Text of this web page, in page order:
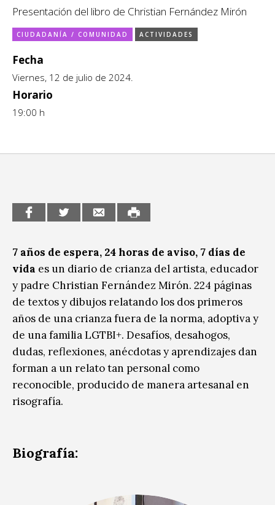
Sitios de interés
Escénicas
Formación
Infantil / Juvenil
Letras
Presentación del libro de Christian Fernández Mirón
CIUDADANÍA / COMUNIDAD ACTIVIDADES
Fecha
Viernes, 12 de julio de 2024.
Horario
19:00 h
7 años de espera, 24 horas de aviso, 7 días de
vida es un diario de crianza del artista, educador
y padre Christian Fernández Mirón. 224 páginas
de textos y dibujos relatando los dos primeros
años de una crianza fuera de la norma, adoptiva y
de una familia LGTBI+. Desafíos, desahogos,
dudas, reflexiones, anécdotas y aprendizajes dan
forman a un relato tan personal como
reconocible, producido de manera artesanal en
risografía.
Biografía: